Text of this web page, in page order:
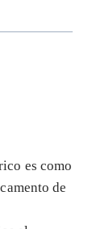
es como
de